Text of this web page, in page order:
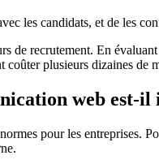
les candidats, et de les
de recrutement. En
coûter plusieurs dizaines
web est-il
pour les entreprises.